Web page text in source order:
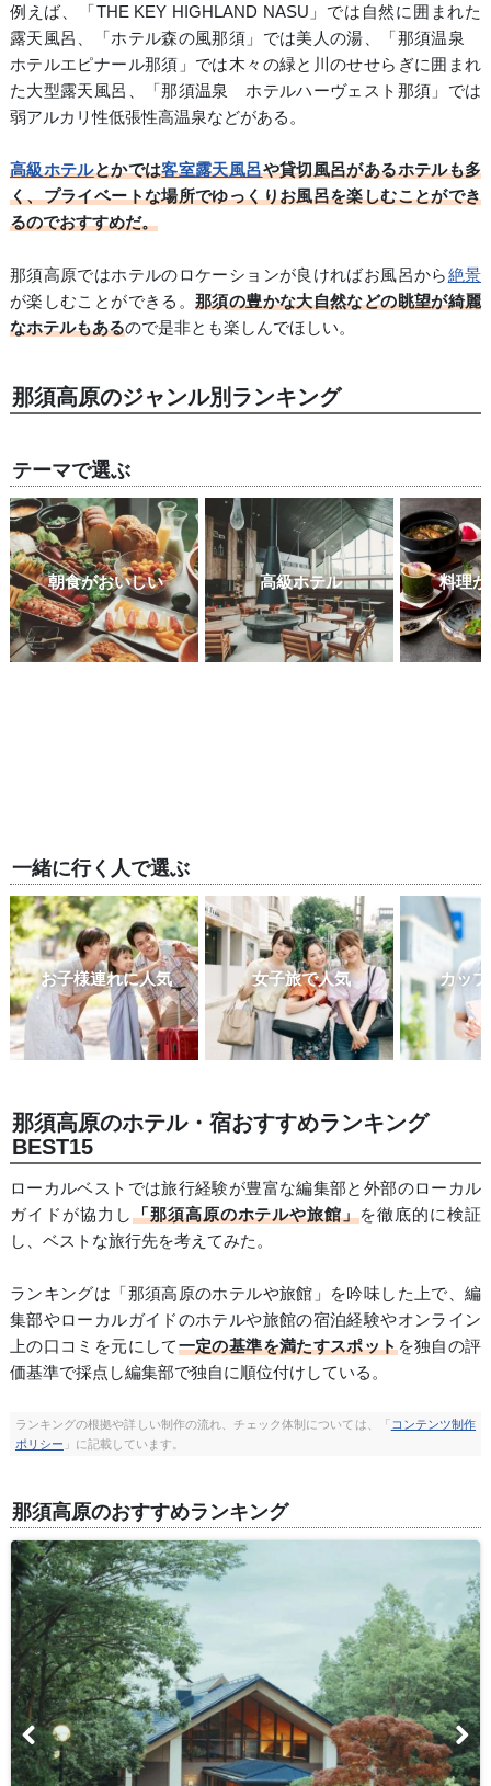
例えば、「THE KEY HIGHLAND NASU」では自然に囲まれた
露天風呂、「ホテル森の風那須」では美人の湯、「那須温泉
ホテルエピナール那須」では木々の緑と川のせせらぎに囲まれ
た大型露天風呂、「那須温泉 ホテルハーヴェスト那須」では
弱アルカリ性低張性高温泉などがある。
高級ホテルとかでは客室露天風呂や貸切風呂があるホテルも多
く、プライベートな場所でゆっくりお風呂を楽しむことができ
るのでおすすめだ。
那須高原ではホテルのロケーションが良ければお風呂から絶景
が楽しむことができる。那須の豊かな大自然などの眺望が綺麗
なホテルもあるので是非とも楽しんでほしい。
那須高原のジャンル別ランキング
テーマで選ぶ
朝食がおいしい 高級ホテル 料理
一緒に行く人で選ぶ
お子様連れに人気 女子旅で人気 カッ
那須高原のホテル・宿おすすめランキング
BEST15
ローカルベストでは旅行経験が豊富な編集部と外部のローカル
ガイドが協力し「那須高原のホテルや旅館」を徹底的に検証
し、ベストな旅行先を考えてみた。
ランキングは「那須高原のホテルや旅館」を吟味した上で、編
集部やローカルガイドのホテルや旅館の宿泊経験やオンライン
上の口コミを元にして一定の基準を満たすスポットを独自の評
価基準で採点し編集部で独自に順位付けしている。
ランキングの根拠や詳しい制作の流れ、チェック体制については、「 コンテンツ制作
ポリシー 」に記載しています。
那須高原のおすすめランキング